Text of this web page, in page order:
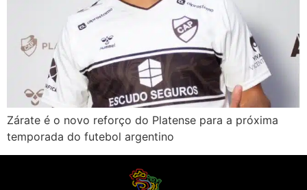
Zárate é o novo reforço do Platense para a próxima
temporada do futebol argentino